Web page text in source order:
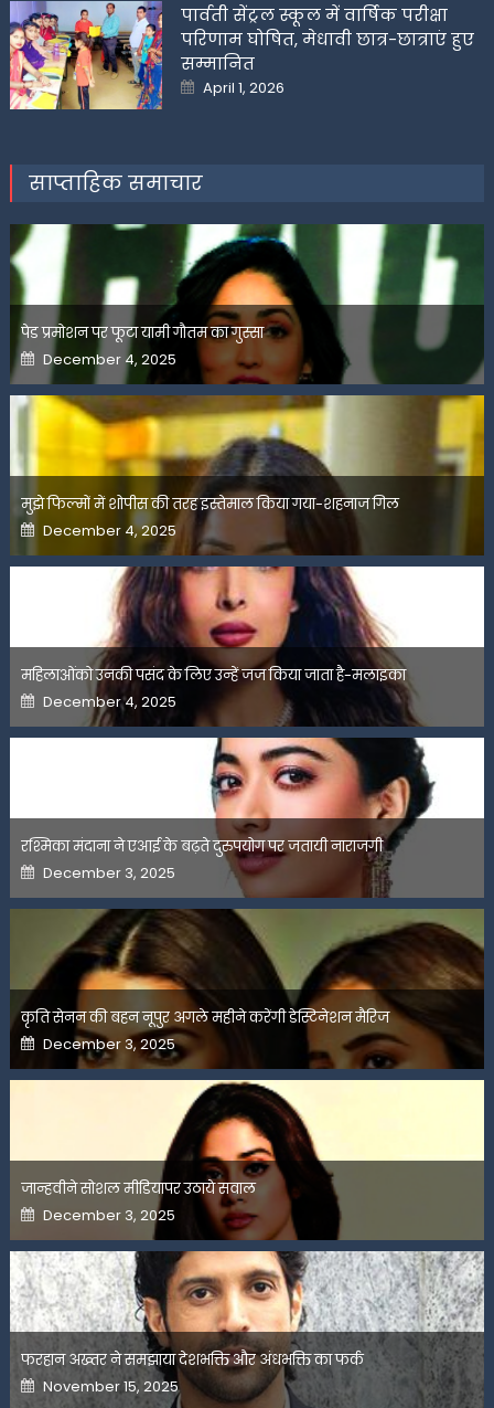
पार्वती सेंट्रल स्कूल में वार्षिक परीक्षा
परिणाम घोषित, मेधावी छात्र-छात्राएं हुए
सम्मानित
Posted
on
April 1, 2026
साप्ताहिक समाचार
पेड प्रमोशन पर फूटा यामी गौतम का गुस्सा
Posted
on
December 4, 2025
मुझे फिल्मों में शोपीस की तरह इस्तेमाल किया गया-शहनाज गिल
Posted
on
December 4, 2025
महिलाओंको उनकी पसंद के लिए उन्हें जज किया जाता है-मलाइका
Posted
on
December 4, 2025
रश्मिका मंदाना ने एआई के बढ़ते दुरुपयोग पर जतायी नाराजगी
Posted
on
December 3, 2025
कृति सेनन की बहन नूपुर अगले महीने करेंगी डेस्टिनेशन मैरिज
Posted
on
December 3, 2025
जान्हवीने सोशल मीडियापर उठाये सवाल
Posted
on
December 3, 2025
फरहान अख्तर ने समझाया देशभक्ति और अंधभक्ति का फर्क
Posted
on
November 15, 2025